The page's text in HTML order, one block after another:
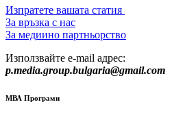
Изпратете вашата статия
За връзка с нас
За медиино партньорство
Използвайте e-mail адрес:
p.media.group.bulgaria@gmail.com
МВА Програми